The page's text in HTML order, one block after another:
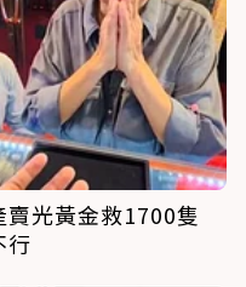
光黃金救1700隻
行